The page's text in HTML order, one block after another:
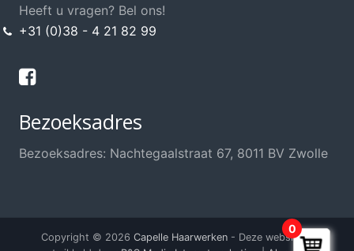
Heeft u vragen? Bel ons!
+31 (0)38 - 4 21 82 99
Bezoeksadres
Bezoeksadres: Nachtegaalstraat 67, 8011 BV Zwolle
Copyright © 2026 Capelle Haarwerken- Deze website is
0